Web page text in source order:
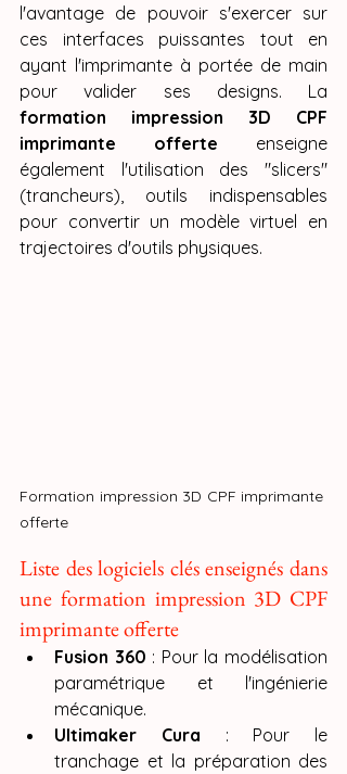
l'avantage de pouvoir s'exercer sur
ces interfaces puissantes tout en
ayant l'imprimante à portée de main
formation impression 3D CPF
imprimante offerte enseigne
également l'utilisation des "slicers"
(trancheurs), outils indispensables
pour convertir un modèle virtuel en
trajectoires d'outils physiques.
Formation impression 3D CPF imprimante
offerte
Liste des logiciels clés enseignés dans
une formation impression 3D CPF
imprimante offerte
Fusion 360 : Pour la modélisation
paramétrique et l'ingénierie
mécanique.
Ultimaker Cura : Pour le
tranchage et la préparation des